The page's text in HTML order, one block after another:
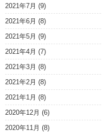
2021年7月 (9)
2021年6月 (8)
2021年5月 (9)
2021年4月 (7)
2021年3月 (8)
2021年2月 (8)
2021年1月 (8)
2020年12月 (6)
2020年11月 (8)